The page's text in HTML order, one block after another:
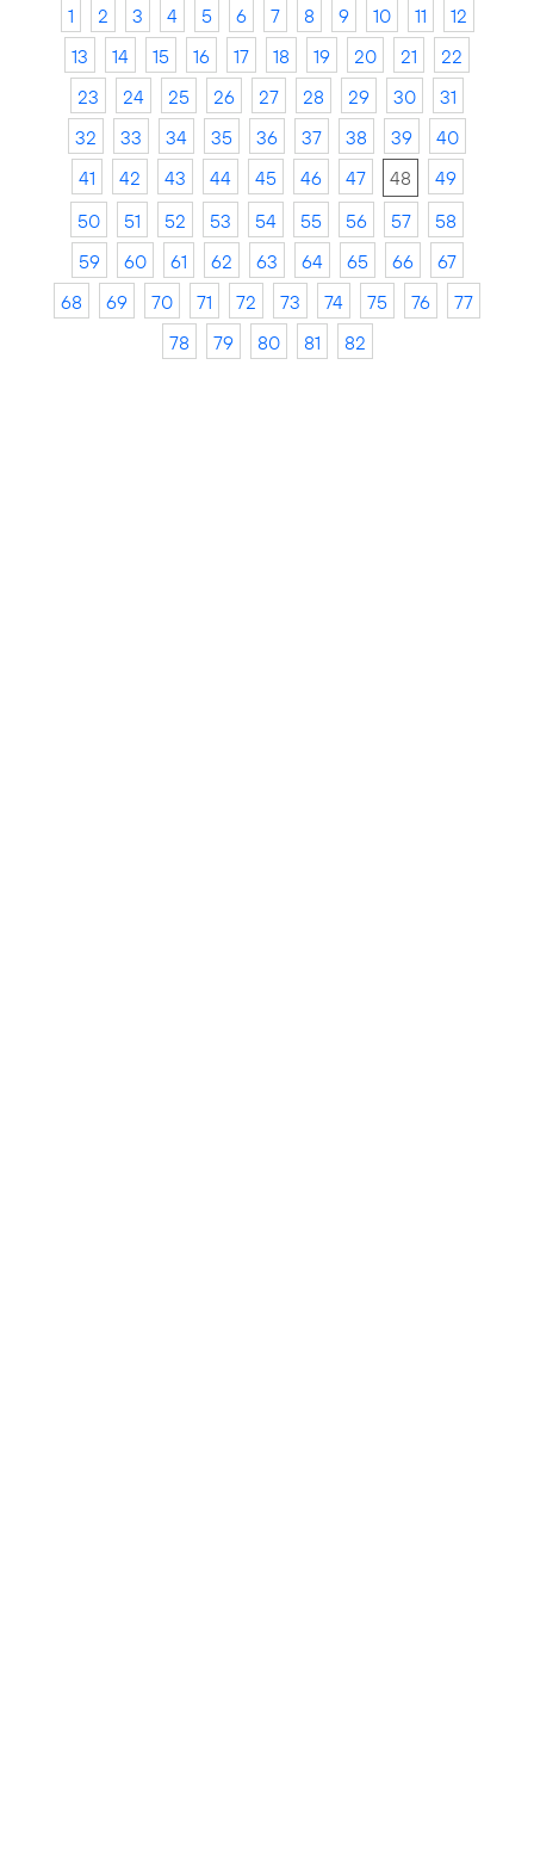
1 2 3 4 5 6 7 8 9 10 11
12
13
14 15 16 17 18 19 20 21
22
23
24 25 26 27 28 29 30
31
32
33 34 35 36 37 38 39
40
41
42 43 44 45 46 47 48
49
50
51 52 53 54 55 56 57
58
59
60 61 62 63 64 65 66
67
68
69 70 71 72 73 74 75 76
77
78
79 80 81 82